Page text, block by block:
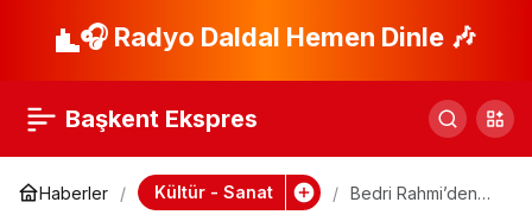
🎧 Radyo Daldal Hemen Dinle 🎶
Başkent Ekspres
Haberler Kültür - Sanat
Bedri Rahmi’den
Samimiyet her zaman Paylaş